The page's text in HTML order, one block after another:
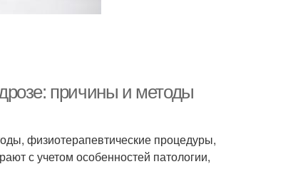
причины и методы
физиотерапевтические процедуры,
с учетом особенностей патологии,